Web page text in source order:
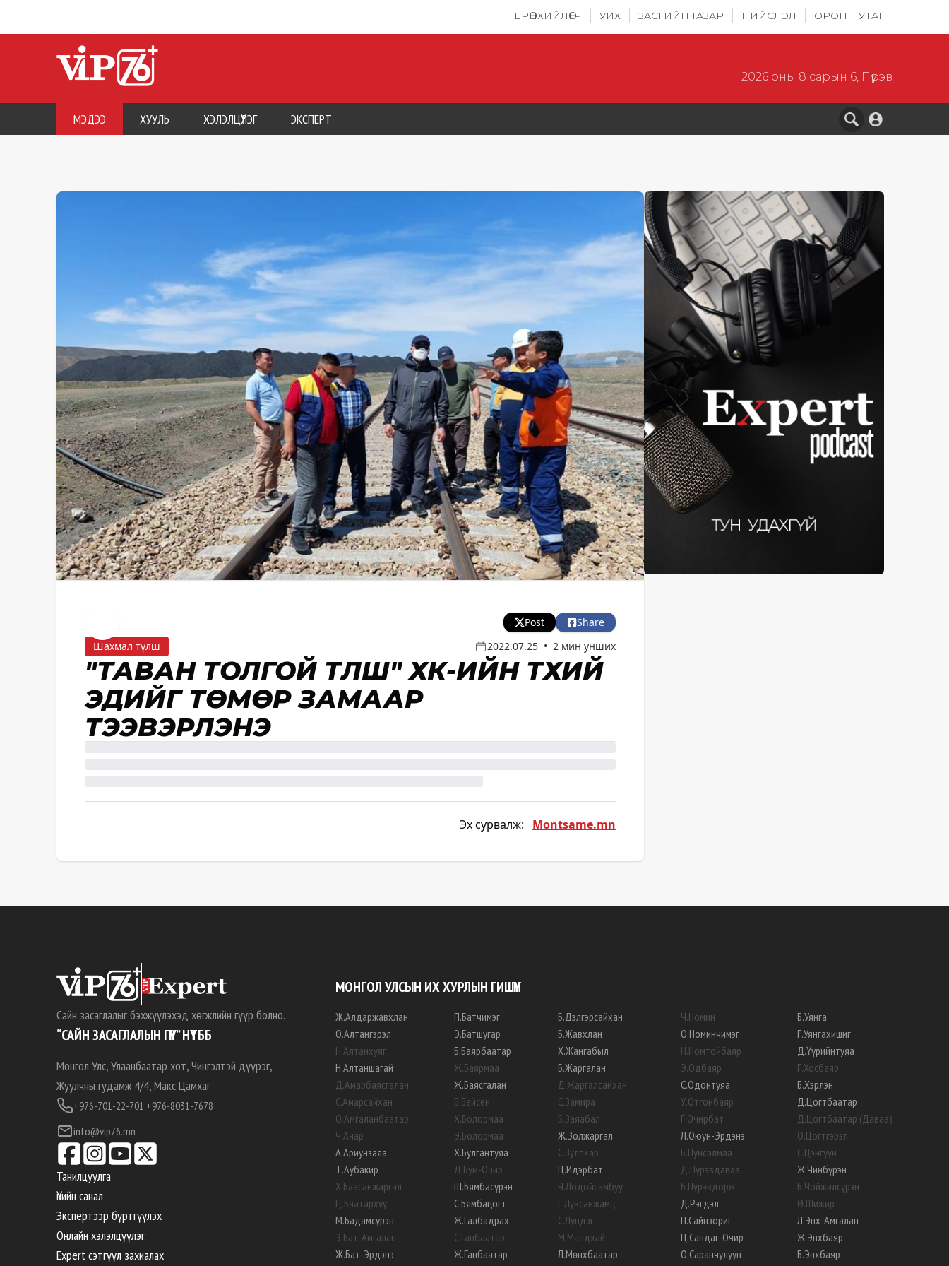
ЕРӨНХИЙЛӨГЧ УИХ ЗАСГИЙН ГАЗАР НИЙСЛЭЛ ОРОН НУТАГ
2026 оны 8 сарын 6, Пүрэв
МЭДЭЭ ХУУЛЬ ХЭЛЭЛЦҮҮЛЭГ ЭКСПЕРТ
Post
Share
Шахмал түлш
2022.07.25 • 2 мин унших
"ТАВАН ТОЛГОЙ ТҮЛШ" ХК-ИЙН ТҮҮХИЙ
ЭДИЙГ ТӨМӨР ЗАМААР
ТЭЭВЭРЛЭНЭ
Эх сурвалж: Montsame.mn
Сайн засаглалыг бэхжүүлэхэд хөгжлийн гүүр болно.
“САЙН ЗАСАГЛАЛЫН ГҮҮР” НҮТББ
Монгол Улс, Улаанбаатар хот, Чингэлтэй дүүрэг,
Жуулчны гудамж 4/4, Макс Цамхаг
+976-701-22-701,+976-8031-7678
info@vip76.mn
Танилцуулга
Үнийн санал
Экспертээр бүртгүүлэх
Онлайн хэлэлцүүлэг
Expert сэтгүүл захиалах
МОНГОЛ УЛСЫН ИХ ХУРЛЫН ГИШҮҮН
Ж.Алдаржавхлан
О.Алтангэрэл
Н.Алтанхуяг
Н.Алтаншагай
Д.Амарбаясгалан
С.Амарсайхан
О.Амгаланбаатар
Ч.Анар
А.Ариунзаяа
Т.Аубакир
Х.Баасанжаргал
Ц.Баатархүү
М.Бадамсүрэн
Э.Бат-Амгалан
Ж.Бат-Эрдэнэ
П.Батчимэг
Э.Батшугар
Б.Баярбаатар
Ж.Баярмаа
Ж.Баясгалан
Б.Бейсен
Х.Болормаа
Э.Болормаа
Х.Булгантуяа
Д.Бум-Очир
Ш.Бямбасүрэн
С.Бямбацогт
Ж.Галбадрах
С.Ганбаатар
Ж.Ганбаатар
Б.Дэлгэрсайхан
Б.Жавхлан
Х.Жангабыл
Б.Жаргалан
Д.Жаргалсайхан
С.Замира
Б.Заяабал
Ж.Золжаргал
С.Зулпхар
Ц.Идэрбат
Ч.Лодойсамбуу
Г.Лувсанжамц
С.Лүндэг
М.Мандхай
Л.Мөнхбаатар
Ч.Номин
О.Номинчимэг
Н.Номтойбаяр
Э.Одбаяр
С.Одонтуяа
У.Отгонбаяр
Г.Очирбат
Л.Оюун-Эрдэнэ
Б.Пунсалмаа
Д.Пүрэвдаваа
Б.Пүрэвдорж
Д.Рэгдэл
П.Сайнзориг
Ц.Сандаг-Очир
О.Саранчулуун
Б.Уянга
Г.Уянгахишиг
Д.Үүрийнтуяа
Г.Хосбаяр
Б.Хэрлэн
Д.Цогтбаатар
Д.Цогтбаатар (Даваа)
О.Цогтгэрэл
С.Цэнгүүн
Ж.Чинбүрэн
Б.Чойжилсүрэн
Ө.Шижир
Л.Энх-Амгалан
Ж.Энхбаяр
Б.Энхбаяр